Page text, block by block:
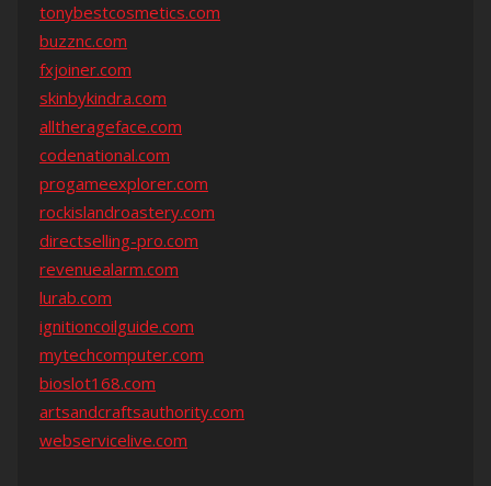
tonybestcosmetics.com
buzznc.com
fxjoiner.com
skinbykindra.com
alltherageface.com
codenational.com
progameexplorer.com
rockislandroastery.com
directselling-pro.com
revenuealarm.com
lurab.com
ignitioncoilguide.com
mytechcomputer.com
bioslot168.com
artsandcraftsauthority.com
webservicelive.com